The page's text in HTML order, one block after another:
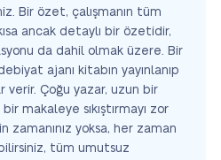
Bir özet, çalışmanın tüm
ancak detaylı bir özetidir,
da dahil olmak üzere. Bir
ajanı kitabın yayınlanıp
verir. Çoğu yazar, uzun bir
makaleye sıkıştırmayı zor
zamanınız yoksa, her zaman
tüm umutsuz